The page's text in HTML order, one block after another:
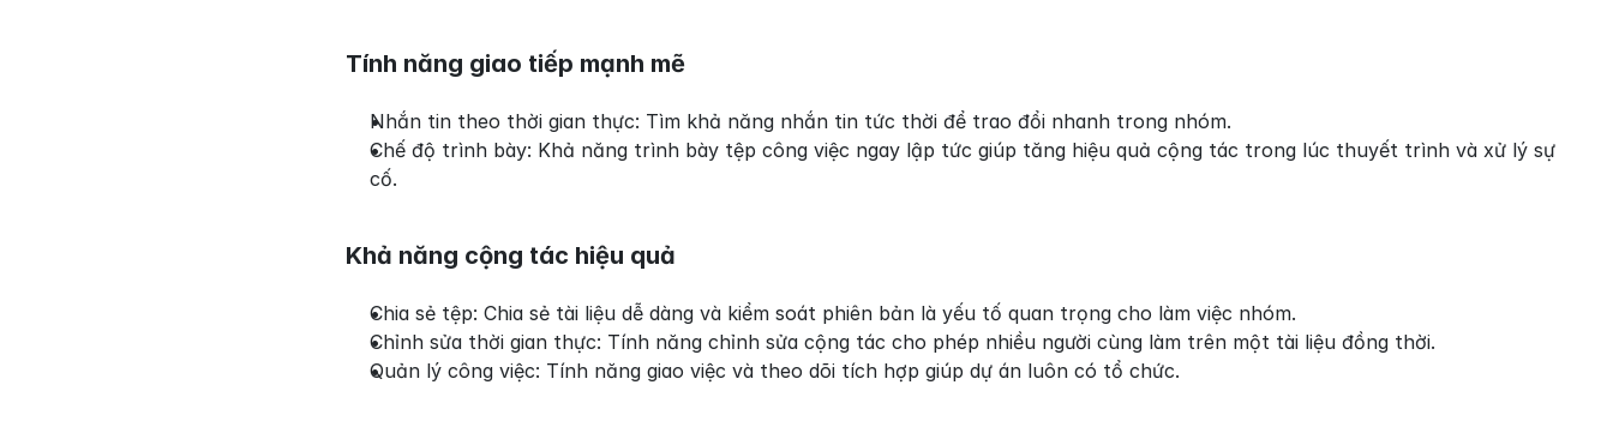
Tính năng giao tiếp mạnh mẽ
Nhắn tin theo thời gian thực: Tìm khả năng nhắn tin tức thời để trao đổi nhanh trong nhóm.
Chế độ trình bày: Khả năng trình bày tệp công việc ngay lập tức giúp tăng hiệu quả cộng tác trong lúc thuyết trình và xử lý sự
cố.
Khả năng cộng tác hiệu quả
Chia sẻ tệp: Chia sẻ tài liệu dễ dàng và kiểm soát phiên bản là yếu tố quan trọng cho làm việc nhóm.
Chỉnh sửa thời gian thực: Tính năng chỉnh sửa cộng tác cho phép nhiều người cùng làm trên một tài liệu đồng thời.
Quản lý công việc: Tính năng giao việc và theo dõi tích hợp giúp dự án luôn có tổ chức.